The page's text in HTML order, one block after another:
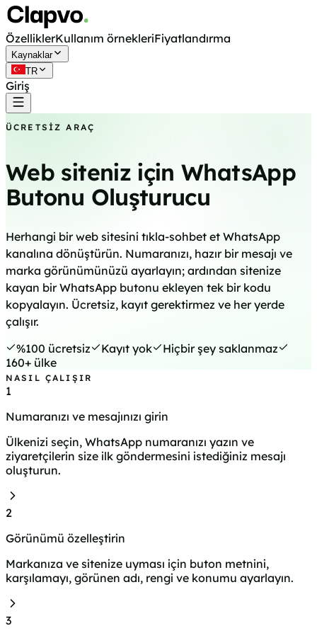
ÖzelliklerKullanım örnekleriFiyatlandırma
Kaynaklar
TR
Giriş
ÜCRETSIZ ARAÇ
Web siteniz için WhatsApp
Butonu Oluşturucu
Herhangi bir web sitesini tıkla-sohbet et WhatsApp
kanalına dönüştürün. Numaranızı, hazır bir mesajı ve
marka görünümünüzü ayarlayın; ardından sitenize
kayan bir WhatsApp butonu ekleyen tek bir kodu
kopyalayın. Ücretsiz, kayıt gerektirmez ve her yerde
çalışır.
%100 ücretsiz
Kayıt yok
Hiçbir şey saklanmaz
160+ ülke
NASIL ÇALIŞIR
1
Numaranızı ve mesajınızı girin
Ülkenizi seçin, WhatsApp numaranızı yazın ve
ziyaretçilerin size ilk göndermesini istediğiniz mesajı
oluşturun.
2
Görünümü özelleştirin
Markanıza ve sitenize uyması için buton metnini,
karşılamayı, görünen adı, rengi ve konumu ayarlayın.
3